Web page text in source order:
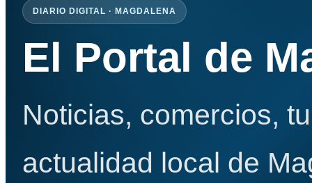
DIARIO DIGITAL · MAGDALENA
El Portal de
Noticias, comercios,
actualidad local de